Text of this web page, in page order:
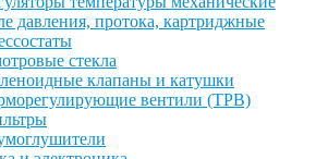
давления, протока, картриджные
стекла
клапаны и катушки
вентили (ТРВ)